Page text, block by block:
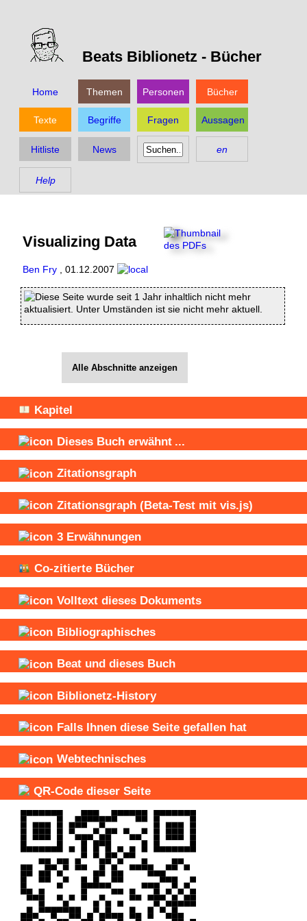
Beats Biblionetz - Bücher
Home Themen Personen Bücher
Texte Begriffe Fragen Aussagen
Hitliste News en
Help
Visualizing Data
Ben Fry 01.12.2007
Diese Seite wurde seit 1 Jahr inhaltlich nicht mehr
aktualisiert. Unter Umständen ist sie nicht mehr aktuell.
Alle Abschnitte anzeigen
Kapitel
Dieses Buch erwähnt ...
Zitationsgraph
Zitationsgraph (Beta-Test mit vis.js)
3 Erwähnungen
Co-zitierte Bücher
Volltext dieses Dokuments
Bibliographisches
Beat und dieses Buch
Biblionetz-History
Falls Ihnen diese Seite gefallen hat
Webtechnisches
QR-Code dieser Seite